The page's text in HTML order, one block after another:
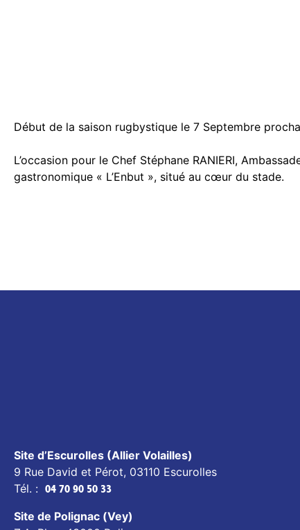
Début de la saison rugbystique le 7 Septembre
L’occasion pour le Chef Stéphane RANIERI,
gastronomique « L’Enbut », situé au cœur du stade.
Site d’Escurolles (Allier Volailles)
9 Rue David et Pérot, 03110 Escurolles
Tél. :
04 70 90 50 33
Site de Polignac (Vey)